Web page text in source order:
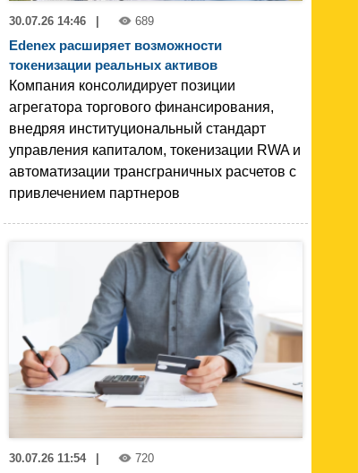
30.07.26 14:46 689
Edenex расширяет возможности
токенизации реальных активов
Компания консолидирует позиции
агрегатора торгового финансирования,
внедряя институциональный стандарт
управления капиталом, токенизации RWA и
автоматизации трансграничных расчетов с
привлечением партнеров
30.07.26 11:54 720